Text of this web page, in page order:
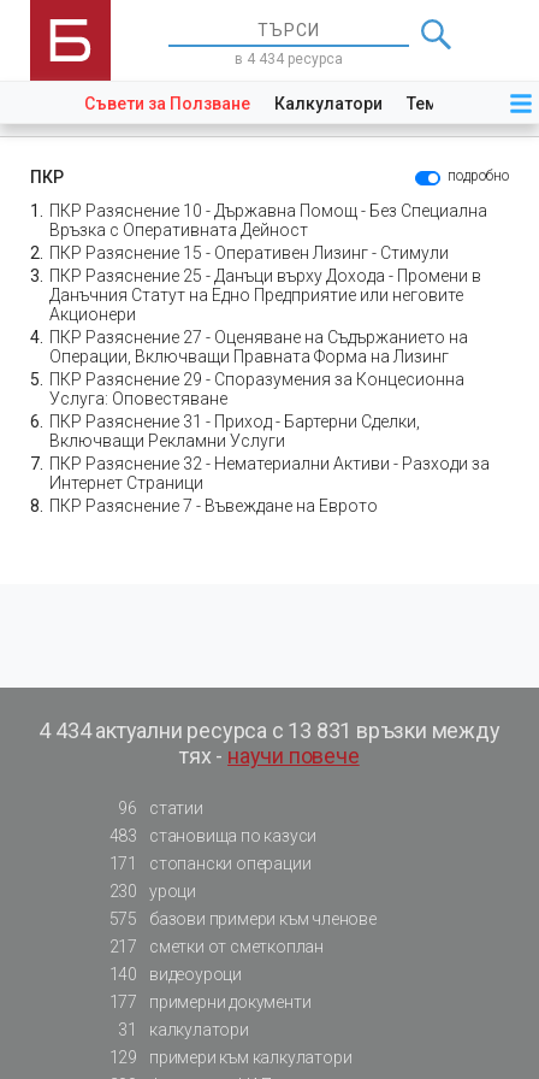
в 4 434 ресурса
Съвети за Ползване Калкулатори Теми Закони
ПКР подробно
ПКР Разяснение 10 - Държавна Помощ - Без Специална
Връзка с Оперативната Дейност
ПКР Разяснение 15 - Оперативен Лизинг - Стимули
ПКР Разяснение 25 - Данъци върху Дохода - Промени в
Данъчния Статут на Едно Предприятие или неговите
Акционери
ПКР Разяснение 27 - Оценяване на Съдържанието на
Операции, Включващи Правната Форма на Лизинг
ПКР Разяснение 29 - Споразумения за Концесионна
Услуга: Оповестяване
ПКР Разяснение 31 - Приход - Бартерни Сделки,
Включващи Рекламни Услуги
ПКР Разяснение 32 - Нематериални Активи - Разходи за
Интернет Страници
ПКР Разяснение 7 - Въвеждане на Еврото
4 434 актуални ресурса с 13 831 връзки между
тях - научи повече
96
статии
483
становища по казуси
171
стопански операции
230
уроци
575
базови примери към членове
217
сметки от сметкоплан
140
видеоуроци
177
примерни документи
31
калкулатори
129
примери към калкулатори